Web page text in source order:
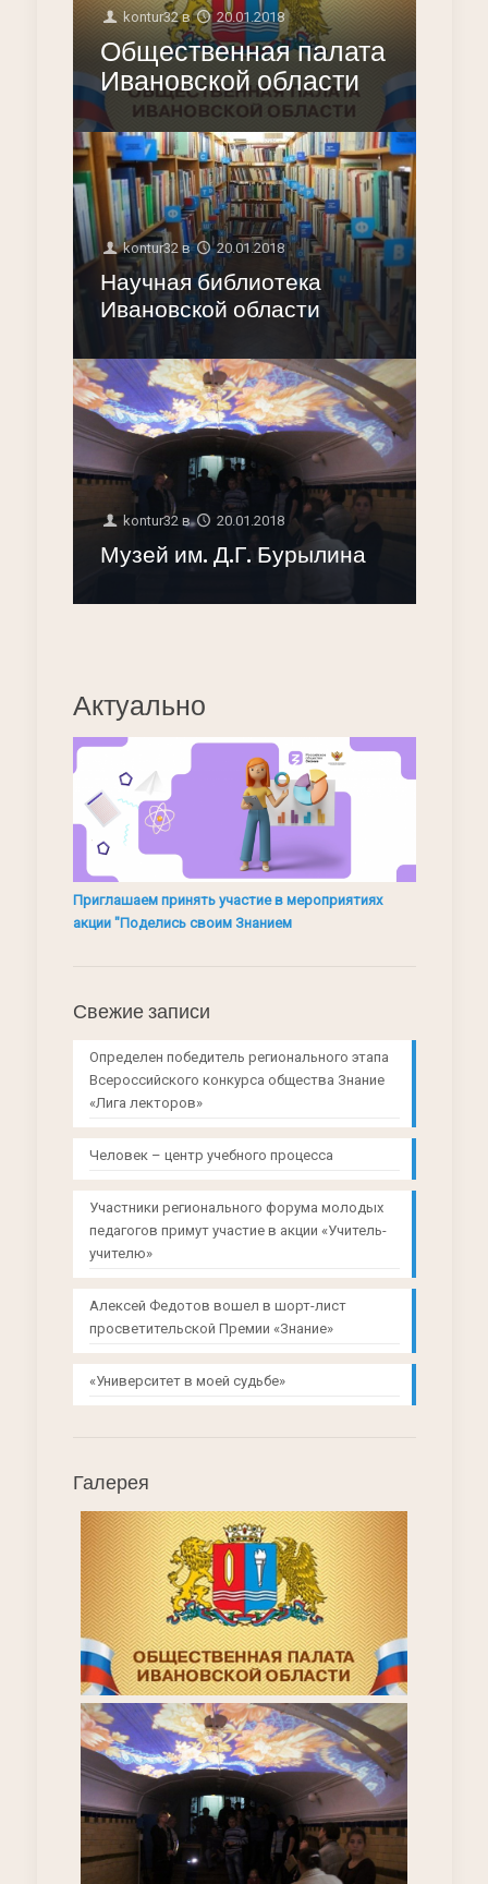
kontur32 в 20.01.2018
Общественная палата
Ивановской области
kontur32 в 20.01.2018
Научная библиотека
Ивановской области
kontur32 в 20.01.2018
Музей им. Д.Г. Бурылина
Актуально
Приглашаем принять участие в мероприятиях
акции "Поделись своим Знанием
Свежие записи
Определен победитель регионального этапа
Всероссийского конкурса общества Знание
«Лига лекторов»
Человек – центр учебного процесса
Участники регионального форума молодых
педагогов примут участие в акции «Учитель-
учителю»
Алексей Федотов вошел в шорт-лист
просветительской Премии «Знание»
«Университет в моей судьбе»
Галерея